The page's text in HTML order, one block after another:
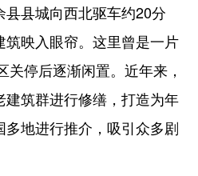
能源 会展
亚太网 上市公司
县城向西北驱车约20分
映入眼帘。这里曾是一片
停后逐渐闲置。近年来，
筑群进行修缮，打造为年
地进行推介，吸引众多剧